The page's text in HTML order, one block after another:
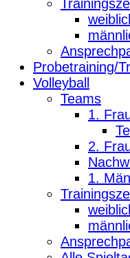
Probetraining/
Volleyball
Teams
1.
2.
1.